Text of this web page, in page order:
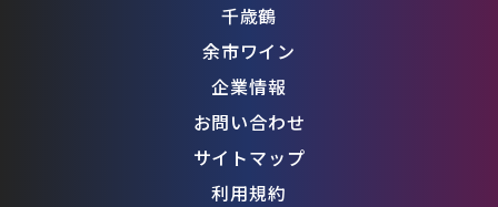
千歳鶴
余市ワイン
企業情報
お問い合わせ
サイトマップ
利用規約